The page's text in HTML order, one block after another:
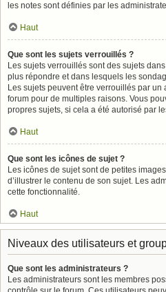
les notes sont définies par les
Haut
Que sont les sujets verrouillés ?
Les sujets verrouillés sont des sujets
plus répondre et dans lesquels les
Les sujets peuvent être verrouillés par
forum pour de multiples raisons. Vous
propres sujets, si cela a été autorisé par
Haut
Que sont les icônes de sujet ?
Les icônes de sujet sont de petites
d’illustrer le contenu de son sujet. Les
cette fonctionnalité.
Haut
Niveaux des utilisateurs et
Que sont les administrateurs ?
Les administrateurs sont les membres